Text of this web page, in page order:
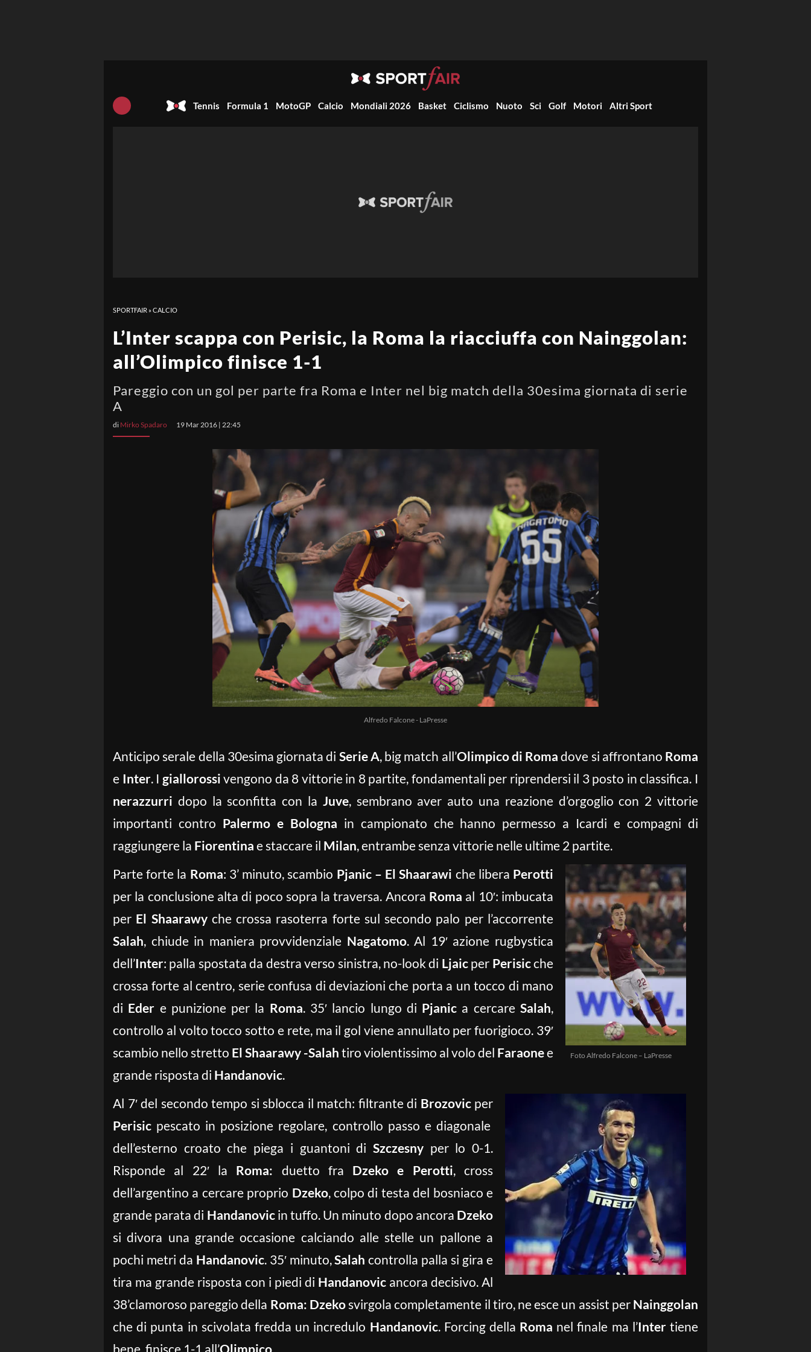
Tennis Formula 1 MotoGP Calcio Mondiali 2026 Basket Ciclismo Nuoto Sci Golf Motori Altri Sport
SPORTFAIR »CALCIO
L’Inter scappa con Perisic, la Roma la riacciuffa con Nainggolan:
all’Olimpico finisce 1-1
Pareggio con un gol per parte fra Roma e Inter nel big match della 30esima giornata di serie
A
di Mirko Spadaro 19 Mar 2016 | 22:45
Alfredo Falcone - LaPresse
Anticipo serale della 30esima giornata di Serie A, big match all’Olimpico di Romadove si affrontano Roma
e Inter. I giallorossi vengono da 8 vittorie in 8 partite, fondamentali per riprendersi il 3 posto in classifica. I
nerazzurri dopo la sconfitta con la Juve, sembrano aver auto una reazione d’orgoglio con 2 vittorie
importanti contro Palermo e Bologna in campionato che hanno permesso a Icardi e compagni di
raggiungere la Fiorentina e staccare il Milan, entrambe senza vittorie nelle ultime 2 partite.
Foto Alfredo Falcone – LaPresse
Parte forte la Roma: 3’ minuto, scambio Pjanic – El Shaarawi che libera Perotti
per la conclusione alta di poco sopra la traversa. Ancora Roma al 10′: imbucata
per El Shaarawyche crossa rasoterra forte sul secondo palo per l’accorrente
Salah, chiude in maniera provvidenziale Nagatomo. Al 19′ azione rugbystica
dell’Inter: palla spostata da destra verso sinistra, no-look di Ljaicper Perisicche
crossa forte al centro, serie confusa di deviazioni che porta a un tocco di mano
di Eder e punizione per la Roma. 35′ lancio lungo di Pjanic a cercareSalah,
controllo al volto tocco sotto e rete, ma il gol viene annullato per fuorigioco. 39′
scambio nello stretto El Shaarawy -Salah tiro violentissimo al volo del Faraonee
grande risposta di Handanovic.
Al 7′ del secondo tempo si sblocca il match: filtrante di Brozovicper
Perisic pescato in posizione regolare, controllo passo e diagonale
dell’esterno croato che piega i guantoni di Szczesnyper lo 0-1.
Risponde al 22′ la Roma: duetto fra Dzeko e Perotti, cross
dell’argentino a cercare proprio Dzeko, colpo di testa del bosniaco e
grande parata di Handanovicin tuffo. Un minuto dopo ancora Dzeko
si divora una grande occasione calciando alle stelle un pallone a
pochi metri da Handanovic. 35′ minuto,Salah controlla palla si gira e
tira ma grande risposta con i piedi di Handanovic ancora decisivo. Al
38’clamoroso pareggio della Roma: Dzekosvirgola completamente il tiro, ne esce un assist per Nainggolan
che di punta in scivolata fredda un incredulo Handanovic. Forcing della Roma nel finale ma l’Intertiene
bene, finisce 1-1 all’Olimpico